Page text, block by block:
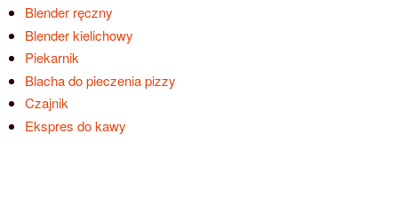
Blender ręczny
Blender kielichowy
Piekarnik
Blacha do pieczenia pizzy
Czajnik
Ekspres do kawy